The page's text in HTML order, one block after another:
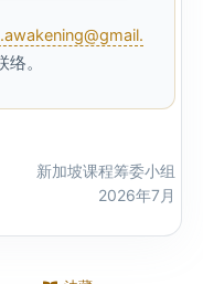
。
新加坡课程筹委小组
2026年7月